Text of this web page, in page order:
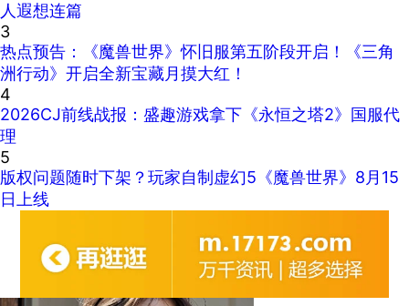
人遐想连篇
3
热点预告：《魔兽世界》怀旧服第五阶段开启！《三角
洲行动》开启全新宝藏月摸大红！
4
2026CJ前线战报：盛趣游戏拿下《永恒之塔2》国服代
理
5
版权问题随时下架？玩家自制虚幻5《魔兽世界》8月15
日上线